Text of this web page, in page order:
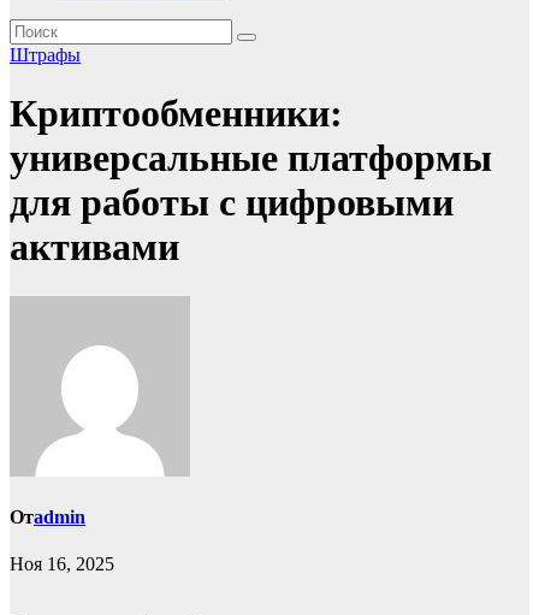
Штрафы
Криптообменники:
универсальные платформы
для работы с цифровыми
активами
Отadmin
Ноя 16, 2025